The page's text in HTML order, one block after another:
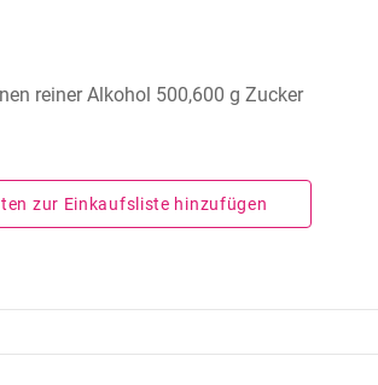
reiner Alkohol 500,600 g Zucker
zur Einkaufsliste hinzufügen